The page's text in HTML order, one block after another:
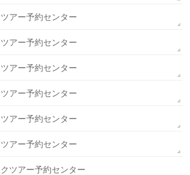
アー予約センター
アー予約センター
アー予約センター
アー予約センター
アー予約センター
アー予約センター
ツアー予約センター